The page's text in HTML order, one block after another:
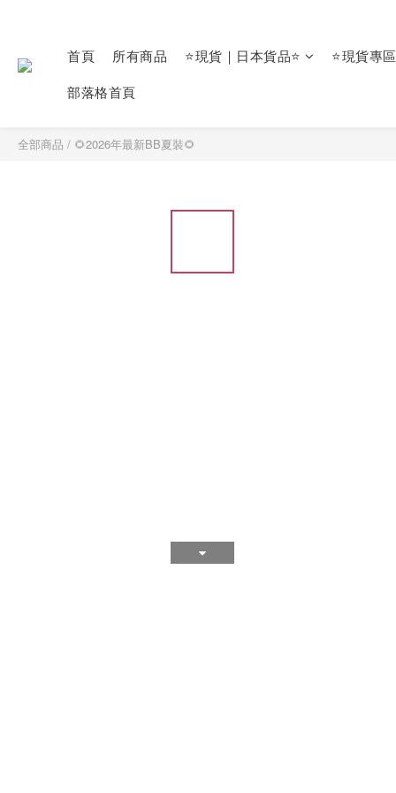
首頁 所有商品 ⭐現貨｜日本貨品⭐
⭐現貨專
部落格首頁
全部商品 / 🌻2026年最新BB夏裝🌻